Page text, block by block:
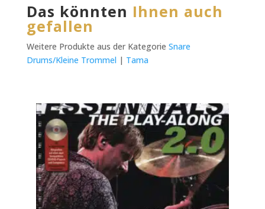
Das könnten Ihnen auch
gefallen
Weitere Produkte aus der Kategorie Snare
Drums/Kleine Trommel | Tama